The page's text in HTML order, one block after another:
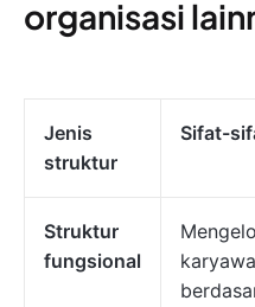
organisasi
Jenis
struktur
Sifat-
Struktur
fungsional